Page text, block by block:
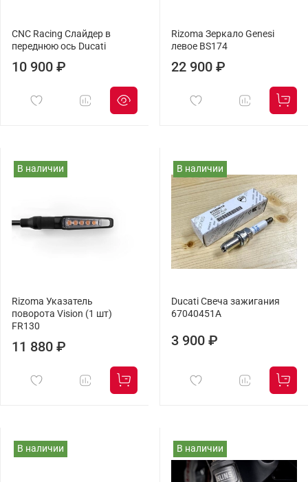
CNC Racing Слайдер в
переднюю ось Ducati
10 900 ₽
Rizoma Зеркало Genesi
левое BS174
22 900 ₽
В наличии
Rizoma Указатель
поворота Vision (1 шт)
FR130
11 880 ₽
В наличии
Ducati Свеча зажигания
67040451A
3 900 ₽
В наличии В наличии